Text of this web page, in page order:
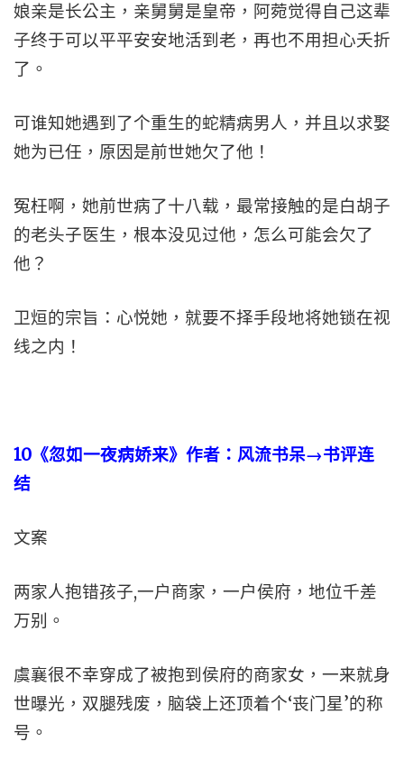
娘亲是长公主，亲舅舅是皇帝，阿菀觉得自己这辈
子终于可以平平安安地活到老，再也不用担心夭折
了。
可谁知她遇到了个重生的蛇精病男人，并且以求娶
她为已任，原因是前世她欠了他！
冤枉啊，她前世病了十八载，最常接触的是白胡子
的老头子医生，根本没见过他，怎么可能会欠了
他？
卫烜的宗旨：心悦她，就要不择手段地将她锁在视
线之内！
10 《忽如一夜病娇来》作者：风流书呆→书评连
结
文案
两家人抱错孩子,一户商家，一户侯府，地位千差
万别。
虞襄很不幸穿成了被抱到侯府的商家女，一来就身
世曝光，双腿残废，脑袋上还顶着个‘丧门星’的称
号。